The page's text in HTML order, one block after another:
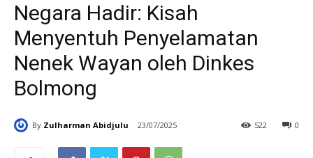
Negara Hadir: Kisah
Menyentuh Penyelamatan
Nenek Wayan oleh Dinkes
Bolmong
By Zulharman Abidjulu 23/07/2025 0
522